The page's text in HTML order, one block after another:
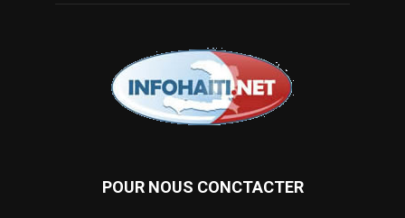
POUR NOUS CONCTACTER